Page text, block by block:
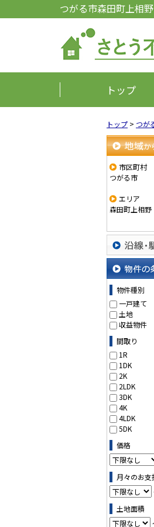
つがる市森田町上相
トップ
トップ > つが
地域から探
市区町村
つがる市
エリア
森田町上相野
沿線・駅
物件の条
物件種別
一戸建て
土地
収益物件
間取り
1R
1DK
2K
2LDK
3DK
4K
4LDK
5DK
価格
月々のお支
土地面積